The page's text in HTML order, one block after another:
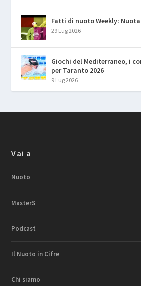
Fatti di nuoto Weekly:
29 Lug 2026
Giochi del Mediterraneo, i
per Taranto 2026
9 Lug 2026
Vai a
Nuoto
MasterS
Podcast
Il Nuoto in Cifre
Chi siamo